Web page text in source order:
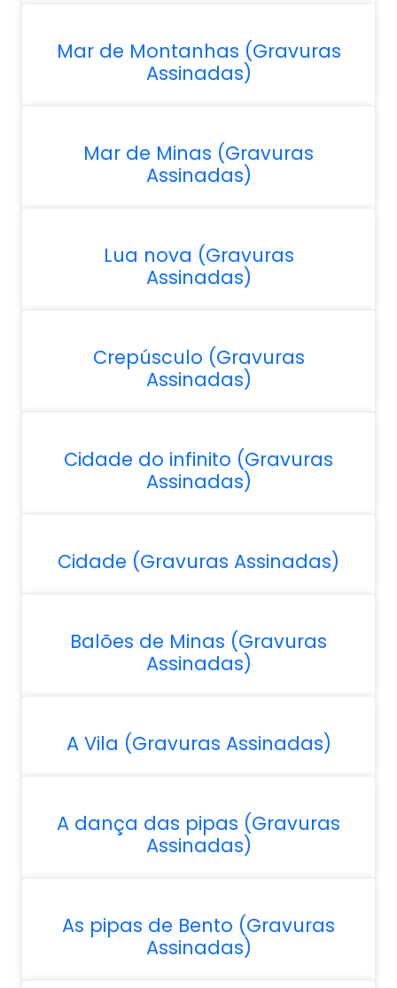
Mar de Montanhas (Gravuras
Assinadas)
Mar de Minas (Gravuras
Assinadas)
Lua nova (Gravuras
Assinadas)
Crepúsculo (Gravuras
Assinadas)
Cidade do infinito (Gravuras
Assinadas)
Cidade (Gravuras Assinadas)
Balões de Minas (Gravuras
Assinadas)
A Vila (Gravuras Assinadas)
A dança das pipas (Gravuras
Assinadas)
As pipas de Bento (Gravuras
Assinadas)